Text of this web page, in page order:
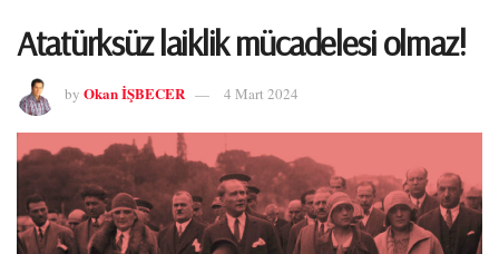
Atatürksüz laiklik mücadelesi olmaz!
by Okan İŞBECER 4 Mart 2024